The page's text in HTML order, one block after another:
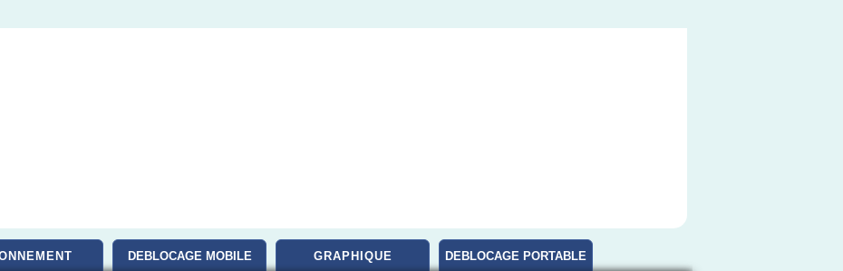
DEBLOCAGE MOBILE GRAPHIQUE DEBLOCAGE PORTABLE